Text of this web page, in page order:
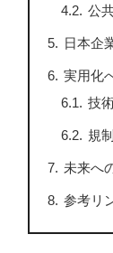
公
日本企
実用化
技
規
未来へ
参考リ